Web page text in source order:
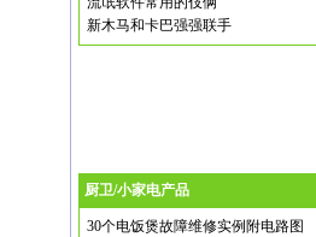
新木马和卡巴强强联手
厨卫/小家电产品
30个电饭煲故障维修实例附电路图